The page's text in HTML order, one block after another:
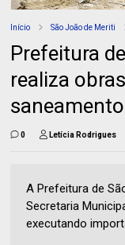
Início São João de Meriti
Prefeitura
realiza
0 Letícia Rodrigues
A Prefeitura de
Secretaria
executando